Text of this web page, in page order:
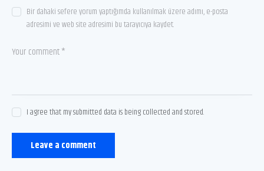
Bir dahaki sefere yorum yaptığımda kullanılmak üzere adımı, e-posta
adresimi ve web site adresimi bu tarayıcıya kaydet.
I agree that my submitted data is being collected and stored.